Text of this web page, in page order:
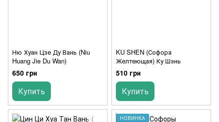
Ню Хуан Цзе Ду Вань (Niu
Huang Jie Du Wan)
650 грн
Купить
KU SHEN (Софора
Желтеющая) Ку Шэнь
510 грн
Купить
НОВИНКА